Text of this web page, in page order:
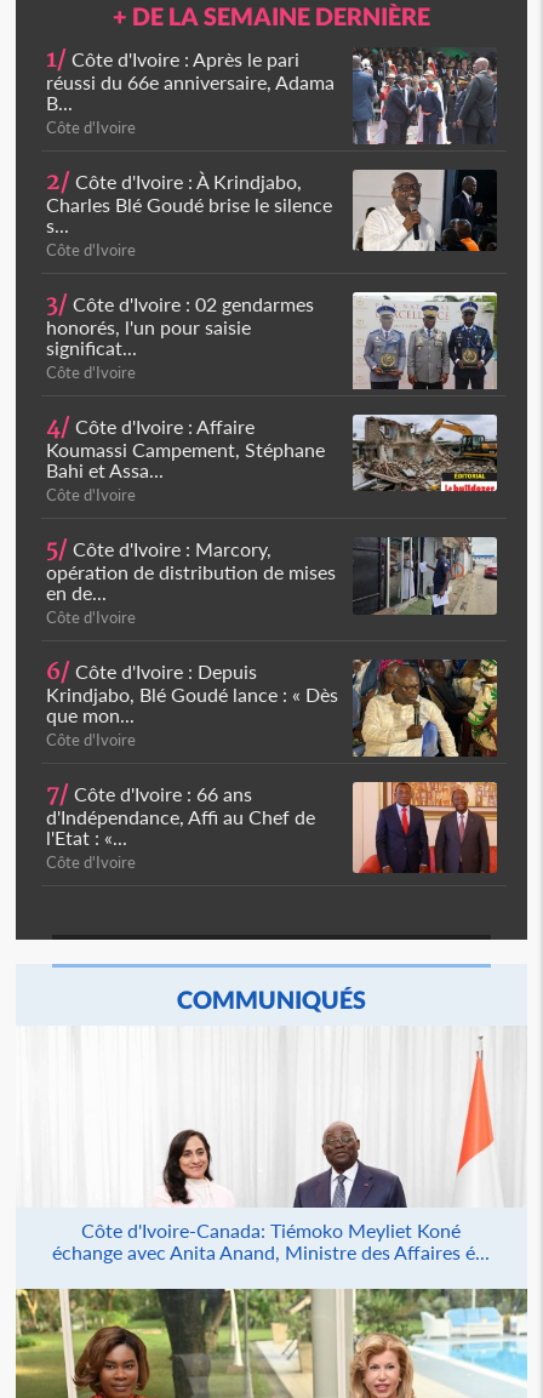
+ DE LA SEMAINE DERNIÈRE
1/ Côte d'Ivoire : Après le pari
réussi du 66e anniversaire, Adama
B...
Côte d'Ivoire
2/ Côte d'Ivoire : À Krindjabo,
Charles Blé Goudé brise le silence
s...
Côte d'Ivoire
3/ Côte d'Ivoire : 02 gendarmes
honorés, l'un pour saisie
significat...
Côte d'Ivoire
4/ Côte d'Ivoire : Affaire
Koumassi Campement, Stéphane
Bahi et Assa...
Côte d'Ivoire
5/ Côte d'Ivoire : Marcory,
opération de distribution de mises
en de...
Côte d'Ivoire
6/ Côte d'Ivoire : Depuis
Krindjabo, Blé Goudé lance : « Dès
que mon...
Côte d'Ivoire
7/ Côte d'Ivoire : 66 ans
d'Indépendance, Affi au Chef de
l'Etat : «...
Côte d'Ivoire
COMMUNIQUÉS
Côte d'Ivoire-Canada: Tiémoko Meyliet Koné
échange avec Anita Anand, Ministre des Affaires é...